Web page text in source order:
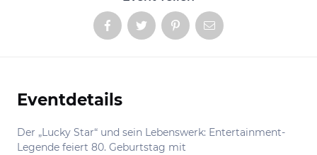
Informationen
Eventdetails
Der „Lucky Star“ und sein Lebenswerk: Entertainment-
Legende feiert 80. Geburtstag mit